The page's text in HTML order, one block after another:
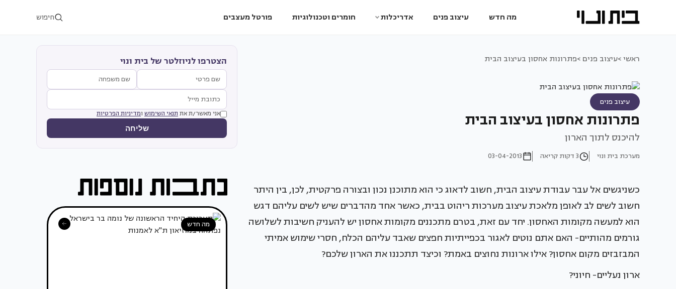
מה חדש עיצוב פנים אדריכלות חומרים וטכנולוגיות פורטל מעצבים חיפוש
ראשי >עיצוב פנים >פתרונות אחסון בעיצוב הבית
עיצוב פנים
פתרונות אחסון בעיצוב הבית
להיכנס לתוך הארון
מערכת בית ונוי 3 דקות קריאה 03-04-2013
כשניגשים אל עבר עבודת עיצוב הבית, חשוב לדאוג כי הוא מתוכנן נכון ובצורה פרקטית, לכן, בין היתר
חשוב לשים לב לאופן מלאכת עיצוב מערכות ריהוט בבית, כאשר אחד מהדברים שיש לשים עליהם דגש
הוא למעשה מקומות האחסון. יחד עם זאת, בטרם מתכננים מקומות אחסון יש להעניק חשיבות לשלושה
גורמים מהותיים- האם אתם נוטים לאגור בכפייתיות חפצים שאבד עליהם הכלח, חסרי שימוש אמיתי
המבזבזים מקום אחסון? אילו ארונות נחוצים באמת? וכיצד תתכננו את הארון שלכם?
ארון נעליים- חיוני?
הצטרפו לניוזלטר של בית ונוי
אני מאשר/ת את תנאי השימוש ומדיניות הפרטיות
שליחה
מה חדש